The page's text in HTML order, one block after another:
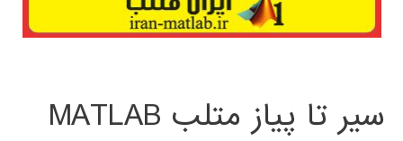
سیر تا پیاز متلب MATLAB